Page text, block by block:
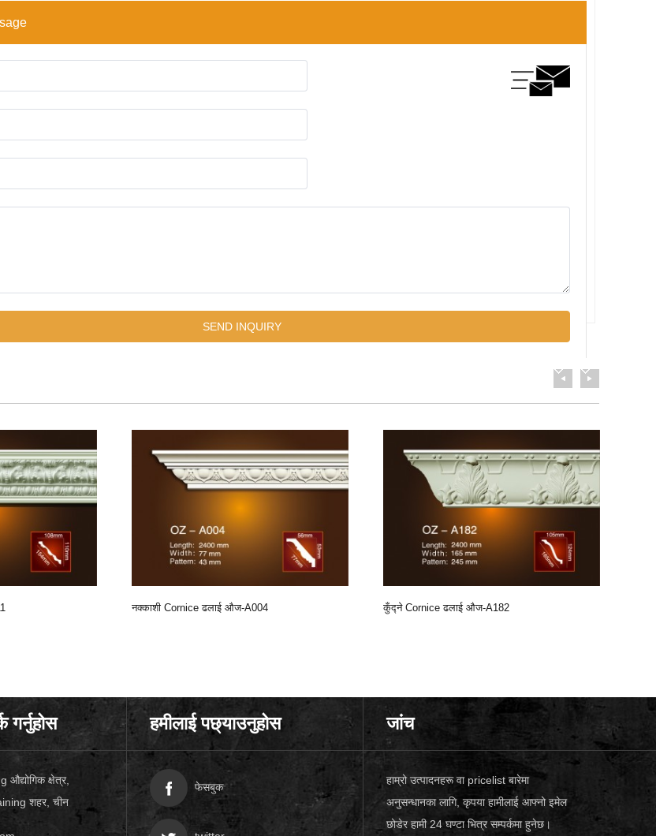
नक्काशी Cornice ढलाई औज-A004 कुँद्ने Cornice ढलाई औज-A182
गर्नुहोस
क्षेत्र,
शहर, चीन
हमीलाई पछ्याउनुहोस
फेसबुक
जांच
हाम्रो उत्पादनहरू वा pricelist बारेमा
अनुसन्धानका लागि, कृपया हामीलाई आफ्नो इमेल
छोडेर हामी 24 घण्टा भित्र सम्पर्कमा हुनेछ।